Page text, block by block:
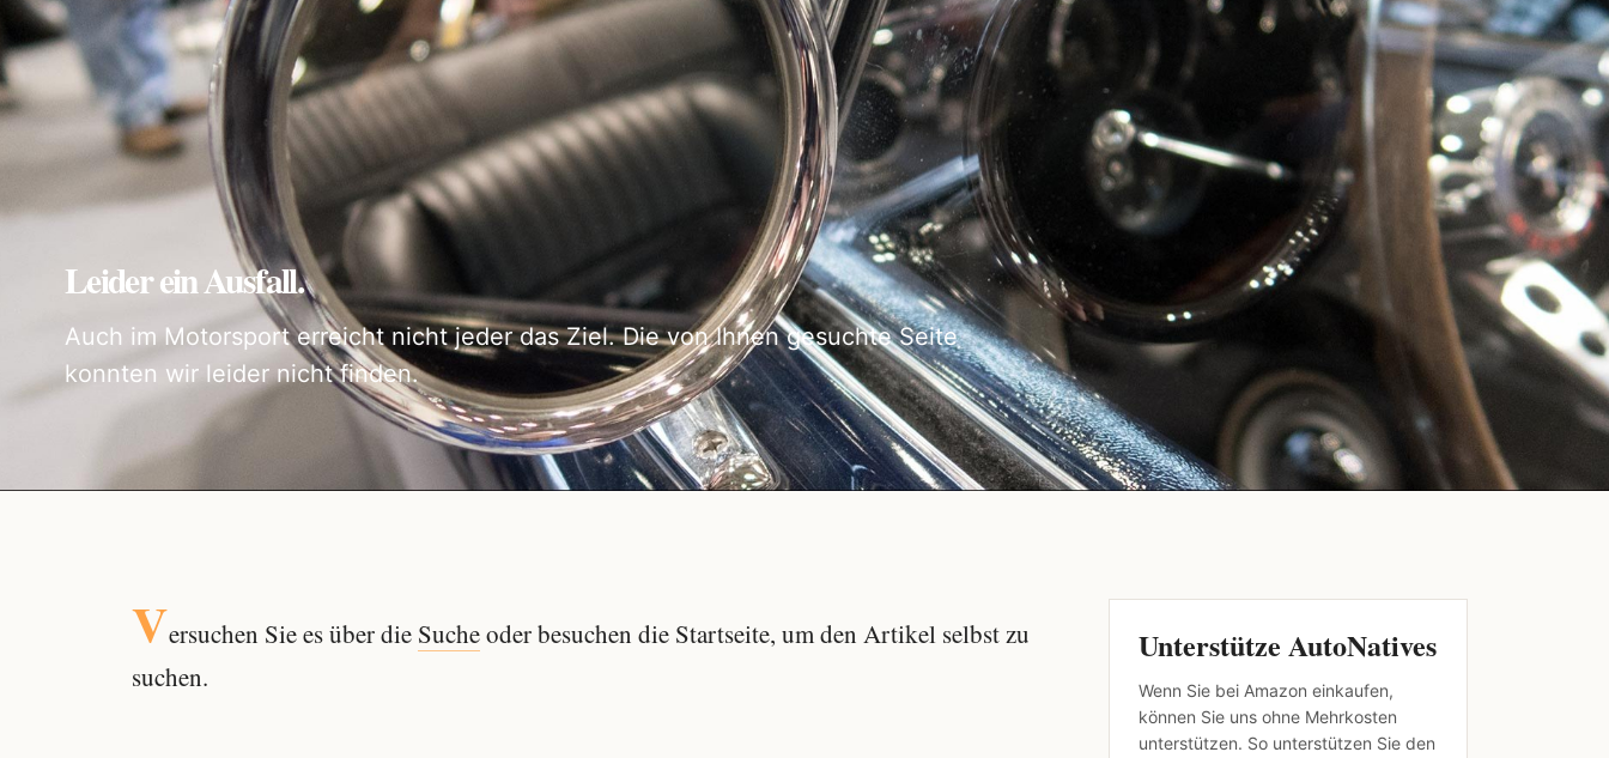
Leider ein Ausfall.
Auch im Motorsport erreicht nicht jeder das Ziel. Die von Ihnen gesuchte Seite
konnten wir leider nicht finden.
Versuchen Sie es über die Sucheoder besuchen die Startseite, um den Artikel selbst zu
suchen.
Unterstütze AutoNatives
Wenn Sie bei Amazon einkaufen,
können Sie uns ohne Mehrkosten
unterstützen. So unterstützen Sie den